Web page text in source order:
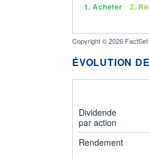
1. Acheter 2.
Copyright © 2026
ÉVOLUTION
Dividende
par action
Rendement